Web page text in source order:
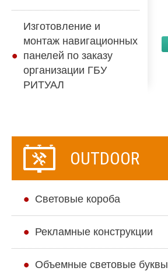
Изготовление и
монтаж навигационных
панелей по заказу
организации ГБУ
РИТУАЛ
OUTDOOR
Cветовые короба
Рекламные конструкции
Объемные световые буквы